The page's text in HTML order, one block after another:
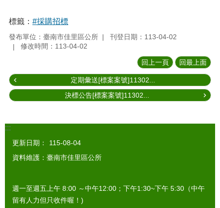
標籤： #採購招標
發布單位：臺南市佳里區公所
刊登日期：113-04-02
修改時間：113-04-02
回上一頁 回最上面
定期彙送[標案案號]11302...
決標公告[標案案號]11302...
:::
更新日期：
115-08-04
資料維護：臺南市佳里區公所
週一至週五上午 8:00 ～中午12:00；下午1:30~下午 5:30（中午
留有人力但只收件喔！)